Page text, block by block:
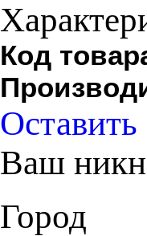
Код
Оставить
Ваш
Город